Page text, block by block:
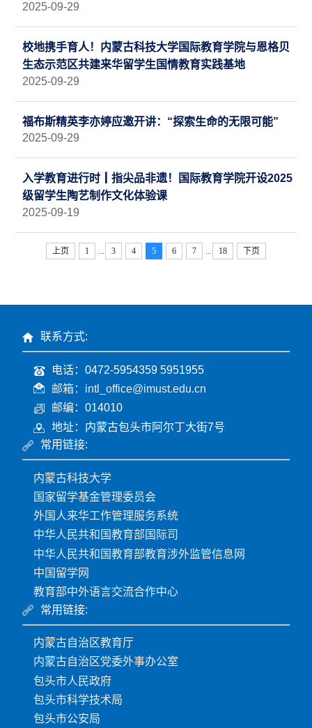
2025-09-29
校地携手育人！内蒙古科技大学国际教育学院与恩格贝
生态示范区共建来华留学生国情教育实践基地​
2025-09-29
福布斯精英李亦婷应邀开讲：“探索生命的无限可能”
2025-09-29
入学教育进行时┃指尖品非遗！国际教育学院开设2025
级留学生陶艺制作文化体验课
2025-09-19
上页 1 ... 3 4 5 6 7 ... 18 下页
联系方式:
电话：0472-5954359 5951955
邮箱：intl_office@imust.edu.cn
邮编：014010
地址：内蒙古包头市阿尔丁大街7号
常用链接:
内蒙古科技大学
国家留学基金管理委员会
外国人来华工作管理服务系统
中华人民共和国教育部国际司
中华人民共和国教育部教育涉外监管信息网
中国留学网
教育部中外语言交流合作中心
常用链接:
内蒙古自治区教育厅
内蒙古自治区党委外事办公室
包头市人民政府
包头市科学技术局
包头市公安局